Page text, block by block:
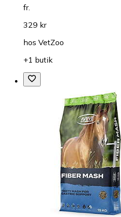
fr.
329 kr
hos VetZoo
+1 butik